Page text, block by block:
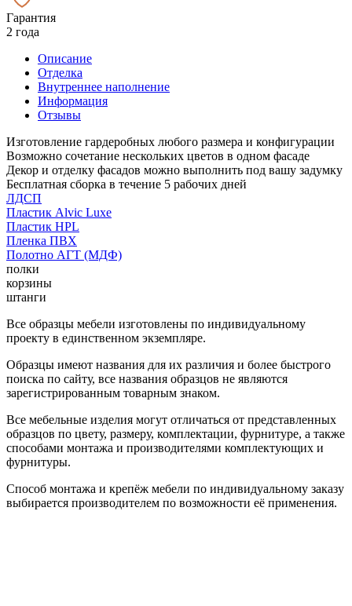
Гарантия
2 года
Описание
Отделка
Внутреннее наполнение
Информация
Отзывы
Изготовление гардеробных любого размера и конфигурации
Возможно сочетание нескольких цветов в одном фасаде
Декор и отделку фасадов можно выполнить под вашу задумку
Бесплатная сборка в течение 5 рабочих дней
ЛДСП
Пластик Alvic Luxe
Пластик HPL
Пленка ПВХ
Полотно АГТ (МДФ)
полки
корзины
штанги
Все образцы мебели изготовлены по индивидуальному
проекту в единственном экземпляре.
Образцы имеют названия для их различия и более быстрого
поиска по сайту, все названия образцов не являются
зарегистрированным товарным знаком.
Все мебельные изделия могут отличаться от представленных
образцов по цвету, размеру, комплектации, фурнитуре, а также
способами монтажа и производителями комплектующих и
фурнитуры.
Способ монтажа и крепёж мебели по индивидуальному заказу
выбирается производителем по возможности её применения.